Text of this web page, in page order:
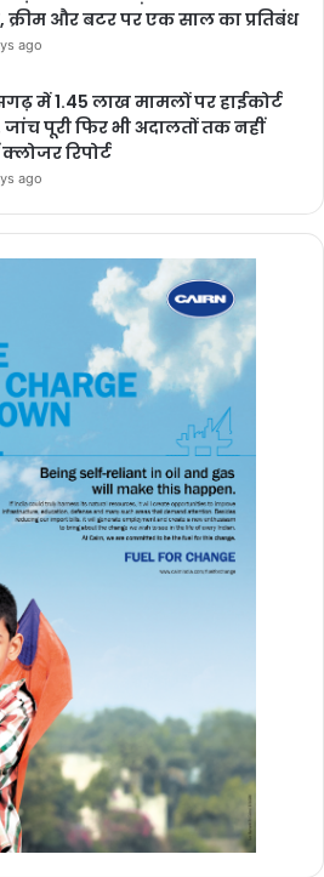
क्रीम और बटर पर एक साल का प्रतिबंध
ago
में 1.45 लाख मामलों पर हाईकोर्ट
पूरी फिर भी अदालतों तक नहीं
रिपोर्ट
ago